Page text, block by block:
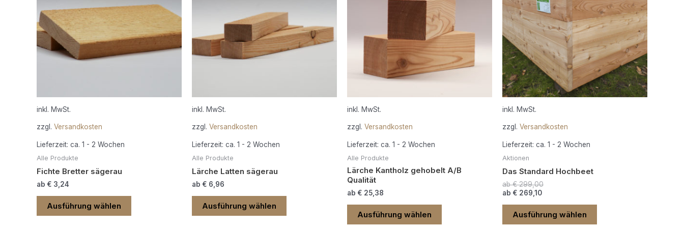
inkl. MwSt.
zzgl. Versandkosten
Lieferzeit: ca. 1 - 2 Wochen
Alle Produkte
Fichte Bretter sägerau
ab € 3,24
Ausführung wählen
Varianten
auf.
Die
können
inkl. MwSt.
zzgl. Versandkosten
Lieferzeit: ca. 1 - 2 Wochen
Alle Produkte
Lärche Latten sägerau
ab € 6,96
Ausführung wählen
Die
Optionen
inkl. MwSt.
zzgl. Versandkosten
Lieferzeit: ca. 1 - 2 Wochen
Alle Produkte
Lärche Kantholz gehobelt A/B
Qualität
ab € 25,38
Ausführung wählen
Varianten
auf.
Die
können
auf
inkl. MwSt.
zzgl. Versandkosten
Lieferzeit: ca. 1 - 2 Wochen
Aktionen
Das Standard Hochbeet
ab€299,00
ab € 269,10
Ausführung wählen
Varianten
auf.
Die
Optionen
können
auf
der
Produktseite